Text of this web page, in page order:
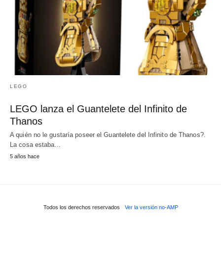
LEGO
LEGO lanza el Guantelete del Infinito de
Thanos
A quién no le gustaría poseer el Guantelete del Infinito de Thanos?.
La cosa estaba…
5 años hace
Todos los derechos reservados Ver la versión no-AMP